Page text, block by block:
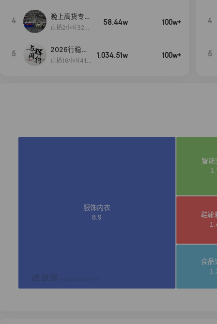
4
晚上高货专场
大放漏
直播2小时32分
58.44w 100w+
5
2026行稳致
远
直播16小时41
1,034.51w 100w+
4
5